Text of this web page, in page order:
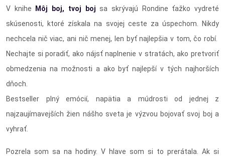
V knihe Môj boj, tvoj boj sa skrývajú Rondine ťažko vydreté
skúsenosti, ktoré získala na svojej ceste za úspechom. Nikdy
nechcela nič viac, ani nič menej, len byť najlepšia v tom, čo robí.
Nechajte si poradiť, ako nájsť naplnenie v stratách, ako pretvoriť
obmedzenia na možnosti a ako byť najlepší v tých najhorších
dňoch.
Bestseller plný emócií, napätia a múdrosti od jednej z
najzaujímavejších žien nášho sveta je výzvou bojovať svoj boj a
vyhrať.
Pozrela som sa na hodiny. V hlave som si to prerátala. Ak si